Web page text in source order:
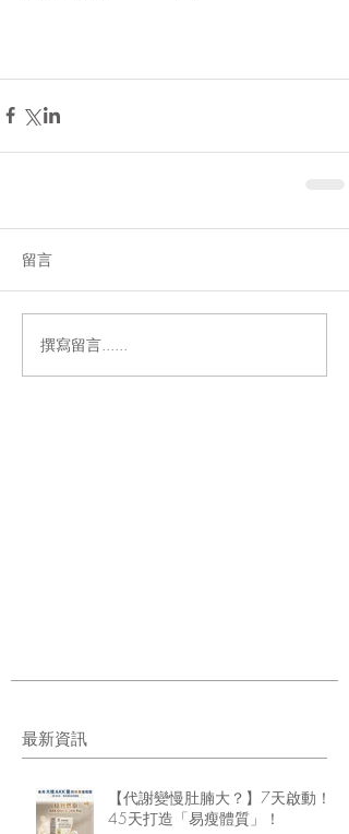
留言
撰寫留言......
最新資訊
【代謝變慢肚腩大？】7天啟動！
45天打造「易瘦體質」！